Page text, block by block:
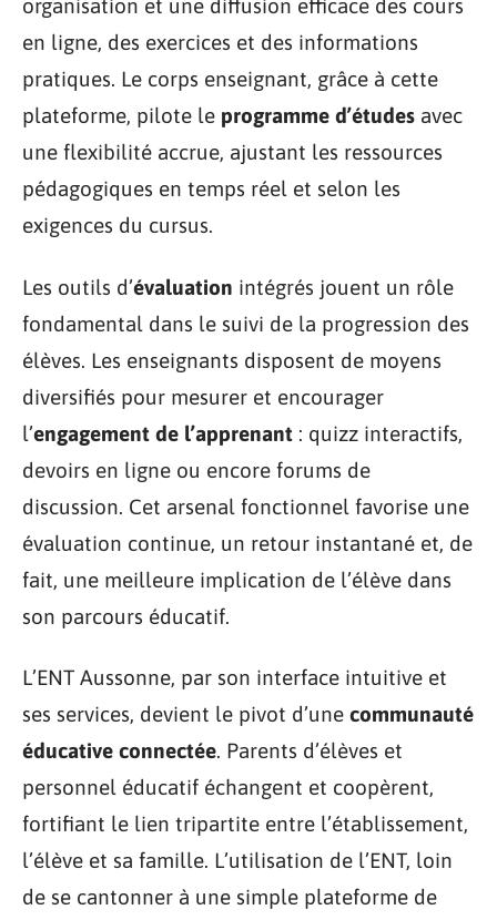
organisation et une diffusion efficace des cours
en ligne, des exercices et des informations
pratiques. Le corps enseignant, grâce à cette
plateforme, pilote le programme d’études avec
une flexibilité accrue, ajustant les ressources
pédagogiques en temps réel et selon les
exigences du cursus.
Les outils d’évaluation intégrés jouent un rôle
fondamental dans le suivi de la progression des
élèves. Les enseignants disposent de moyens
diversifiés pour mesurer et encourager
l’engagement de l’apprenant : quizz interactifs,
devoirs en ligne ou encore forums de
discussion. Cet arsenal fonctionnel favorise une
évaluation continue, un retour instantané et, de
fait, une meilleure implication de l’élève dans
son parcours éducatif.
L’ENT Aussonne, par son interface intuitive et
ses services, devient le pivot d’une communauté
éducative connectée. Parents d’élèves et
personnel éducatif échangent et coopèrent,
fortifiant le lien tripartite entre l’établissement,
l’élève et sa famille. L’utilisation de l’ENT, loin
de se cantonner à une simple plateforme de